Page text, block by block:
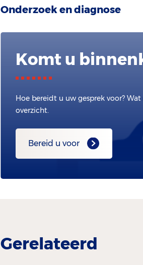
Onderzoek en diagnose
Komt u
Hoe bereidt u uw gesprek voor?
overzicht.
Bereid u voor
Gerelateerd